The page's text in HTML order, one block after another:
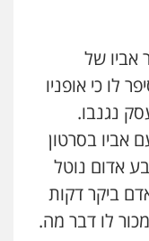
התקשר אביו של
לו כי אופניו
נגנבו.
אביו בסרטון
אדום נוטל
ביקר דקות
לו דבר מה.